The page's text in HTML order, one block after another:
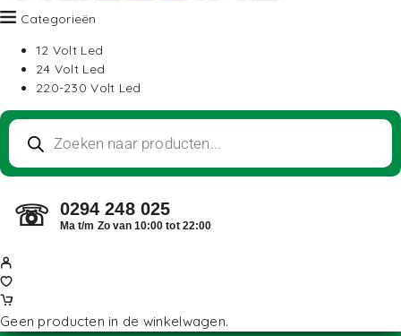
Categorieën
12 Volt Led
24 Volt Led
220-230 Volt Led
☏ 0294 248 025
Ma t/m Zo van 10:00 tot 22:00
Geen producten in de winkelwagen.